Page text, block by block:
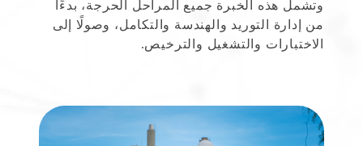
وتشمل هذه الخبرة جميع المراحل الحرجة، بدءًا
من إدارة التوريد والهندسة والتكامل، وصولًا إلى
الاختبارات والتشغيل والترخيص.